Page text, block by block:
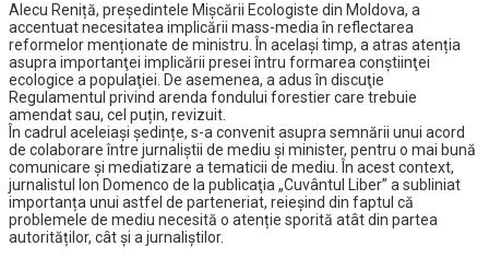
Alecu Reniță, președintele Mișcării Ecologiste din Moldova, a
accentuat necesitatea implicării mass-media în reflectarea
reformelor menționate de ministru. În același timp, a atras atenția
asupra importanţei implicării presei întru formarea conştiinţei
ecologice a populaţiei. De asemenea, a adus în discuţie
Regulamentul privind arenda fondului forestier care trebuie
amendat sau, cel puțin, revizuit.
În cadrul aceleiaşi ședințe, s-a convenit asupra semnării unui acord
de colaborare între jurnaliștii de mediu şi minister, pentru o mai bună
comunicare și mediatizare a tematicii de mediu. În acest context,
jurnalistul Ion Domenco de la publicaţia „Cuvântul Liber” a subliniat
importanța unui astfel de parteneriat, reieşind din faptul că
problemele de mediu necesită o atenție sporită atât din partea
autorităților, cât și a jurnaliștilor.